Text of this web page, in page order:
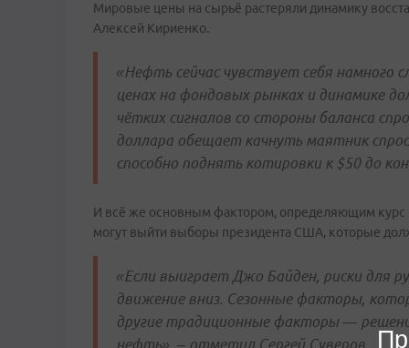
Мировые цены на сырьё растеряли динамику
Алексей Кириенко.
«Нефть сейчас чувствует себя
ценах на фондовых рынках и динамике
чётких сигналов со стороны баланса
доллара обещает качнуть маятник
способно поднять котировки к $50 до
И всё же основным фактором, определяющим курс
могут выйти выборы президента США, которые
«Если выиграет Джо Байден, риски для
движение вниз. Сезонные факторы,
другие традиционные факторы —
нефть», – отметил Сергей Суверов.